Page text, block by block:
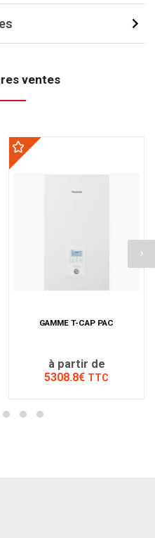
ventes
GAMME T-CAP PAC
à partir de
5308.8€ TTC